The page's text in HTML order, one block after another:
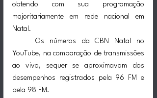
obtendo com sua programação
majoritariamente em rede nacional em
Natal.
YouTube, na comparação de transmissões
ao vivo, sequer se aproximavam dos
desempenhos registrados pela 96 FM e
pela 98 FM.